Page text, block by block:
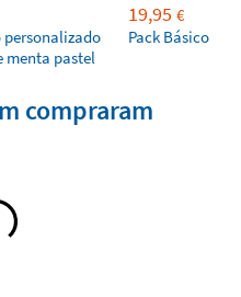
menta pastel
19,95 €
Pack Básico
compraram